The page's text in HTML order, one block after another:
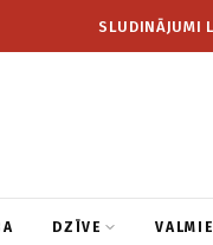
SLUDINĀJUMI
DZĪVE